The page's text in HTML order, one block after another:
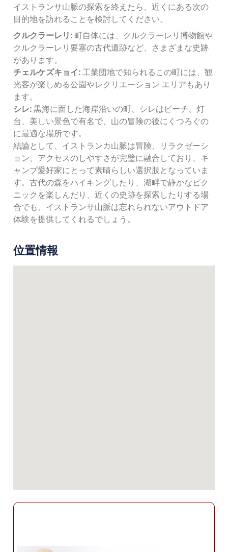
イストランサ山脈の探索を終えたら、近くにある次の
目的地を訪れることを検討してください。
クルクラーレリ: 町自体には、クルクラーレリ博物館や
クルクラーレリ要塞の古代遺跡など、さまざまな史跡
があります。
チェルケズキョイ:工業団地で知られるこの町には、観
光客が楽しめる公園やレクリエーション エリアもあり
ます。
シレ:黒海に面した海岸沿いの町、シレはビーチ、灯
台、美しい景色で有名で、山の冒険の後にくつろぐの
に最適な場所です。
結論として、イストランカ山脈は冒険、リラクゼーシ
ョン、アクセスのしやすさが完璧に融合しており、キ
ャンプ愛好家にとって素晴らしい選択肢となっていま
す。古代の森をハイキングしたり、湖畔で静かなピク
ニックを楽しんだり、近くの史跡を探索したりする場
合でも、イストランサ山脈は忘れられないアウトドア
体験を提供してくれるでしょう。
位置情報